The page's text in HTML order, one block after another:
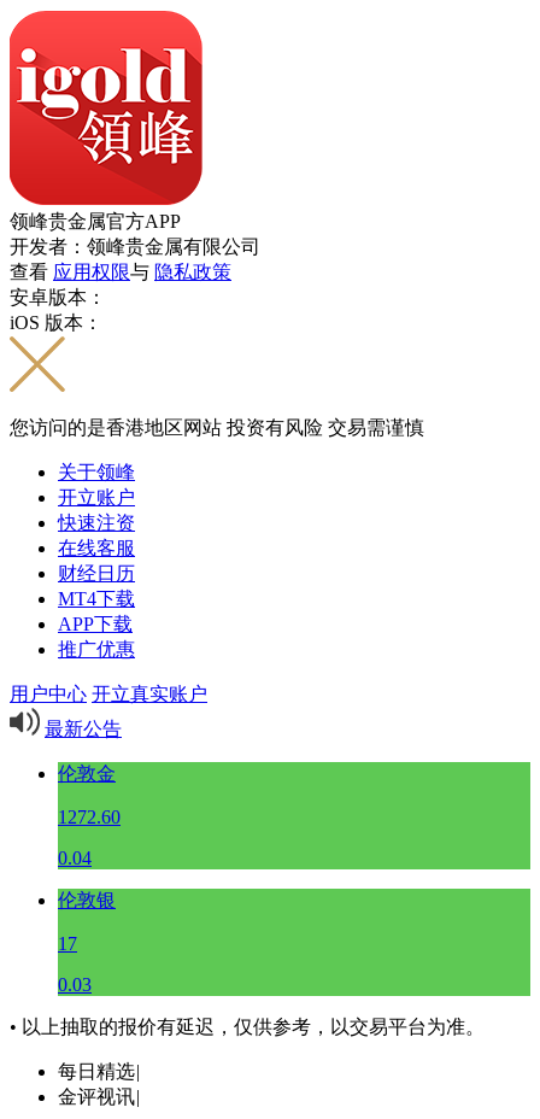
领峰贵金属官方APP
开发者：领峰贵金属有限公司
查看 应用权限与 隐私政策
安卓版本：
iOS 版本：
您访问的是香港地区网站 投资有风险 交易需谨慎
关于领峰
开立账户
快速注资
在线客服
财经日历
MT4下载
APP下载
推广优惠
用户中心 开立真实账户
最新公告
伦敦金
1272.60
0.04
伦敦银
17
0.03
• 以上抽取的报价有延迟，仅供参考，以交易平台为准。
每日精选|
金评视讯|